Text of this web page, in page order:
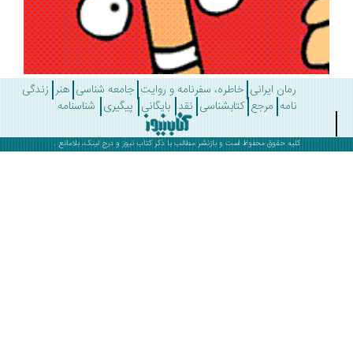
رمان ایرانی خاطره، سفرنامه و روایت جامعه شناسی هنر زندگی
مرجع کتابشناسی نقد بایگانی پیگیری شناسنامه
کلیه حقوق محفوظ است و بازنشر مطالب با ذکرکتاب نیوز و درج لینک، بلامانع .